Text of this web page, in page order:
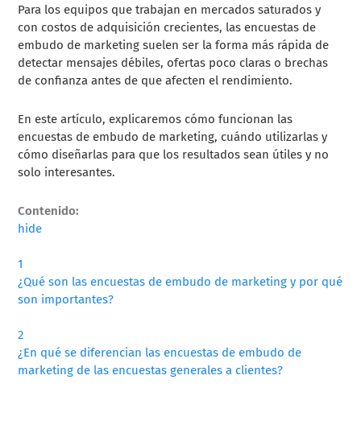
Para los equipos que trabajan en mercados saturados y
con costos de adquisición crecientes, las encuestas de
embudo de marketing suelen ser la forma más rápida de
detectar mensajes débiles, ofertas poco claras o brechas
de confianza antes de que afecten el rendimiento.
En este artículo, explicaremos cómo funcionan las
encuestas de embudo de marketing, cuándo utilizarlas y
cómo diseñarlas para que los resultados sean útiles y no
solo interesantes.
Contenido:
hide
1
¿Qué son las encuestas de embudo de marketing y por qué
son importantes?
2
¿En qué se diferencian las encuestas de embudo de
marketing de las encuestas generales a clientes?